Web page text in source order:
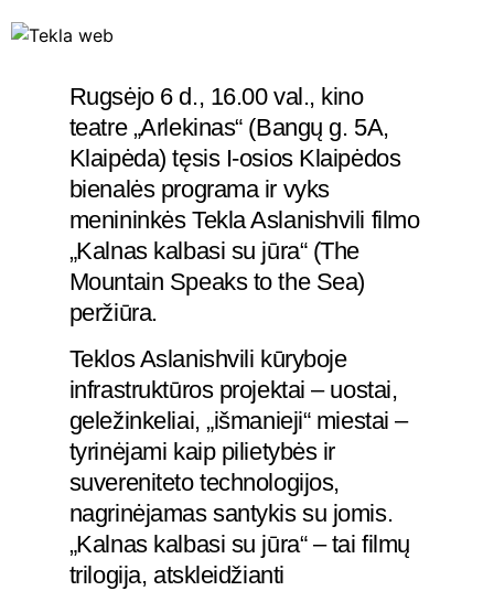
Rugsėjo 6 d., 16.00 val., kino
teatre „Arlekinas“ (Bangų g. 5A,
Klaipėda) tęsis I-osios Klaipėdos
bienalės programa ir vyks
menininkės Tekla Aslanishvili filmo
„Kalnas kalbasi su jūra“ (The
Mountain Speaks to the Sea)
peržiūra.
Teklos Aslanishvili kūryboje
infrastruktūros projektai – uostai,
geležinkeliai, „išmanieji“ miestai –
tyrinėjami kaip pilietybės ir
suvereniteto technologijos,
nagrinėjamas santykis su jomis.
„Kalnas kalbasi su jūra“ – tai filmų
trilogija, atskleidžianti